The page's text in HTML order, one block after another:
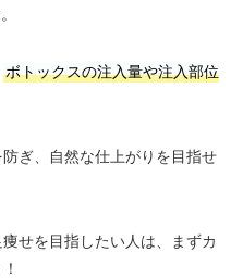
ボトックスの注入量や注入部位
ぎ、自然な仕上がりを目指せ
せを目指したい人は、まずカ